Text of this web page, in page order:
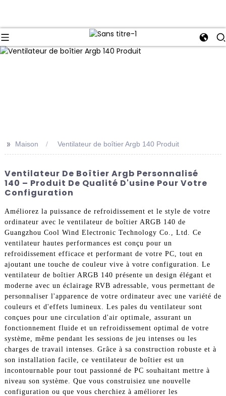
>> Maison Ventilateur de boîtier Argb 140 Produit
Ventilateur De Boîtier Argb Personnalisé
140 – Produit De Qualité D'usine Pour Votre
Configuration
Améliorez la puissance de refroidissement et le style de votre
ordinateur avec le ventilateur de boîtier ARGB 140 de
Guangzhou Cool Wind Electronic Technology Co., Ltd. Ce
ventilateur hautes performances est conçu pour un
refroidissement efficace et performant de votre PC, tout en
ajoutant une touche de couleur vive à votre configuration. Le
ventilateur de boîtier ARGB 140 présente un design élégant et
moderne avec un éclairage RVB adressable, vous permettant de
personnaliser l'apparence de votre ordinateur avec une variété de
couleurs et d'effets lumineux. Les pales du ventilateur sont
conçues pour une circulation d'air optimale, assurant un
fonctionnement fluide et un refroidissement optimal de votre
système, même pendant les sessions de jeu intenses ou les
charges de travail intenses. Grâce à sa construction robuste et à
son installation facile, ce ventilateur de boîtier est un
incontournable pour tout passionné de PC souhaitant mettre à
niveau son système. Que vous construisiez une nouvelle
configuration ou que vous cherchiez à améliorer les